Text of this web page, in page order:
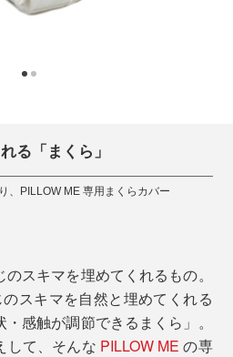
る「まくら」
、PILLOW ME 専用まくらカバー
スキマを埋めてくれるもの。
スキマを自然と埋めてくれる
感触が調節できるまくら」。
して、そんな PILLOW ME の専